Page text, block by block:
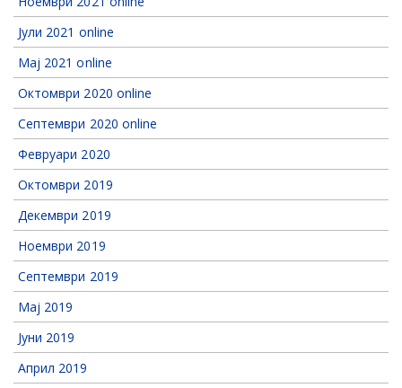
Јули 2021 online
Мај 2021 online
Октомври 2020 online
Септември 2020 online
Февруари 2020
Октомври 2019
Декември 2019
Ноември 2019
Септември 2019
Мај 2019
Јуни 2019
Април 2019